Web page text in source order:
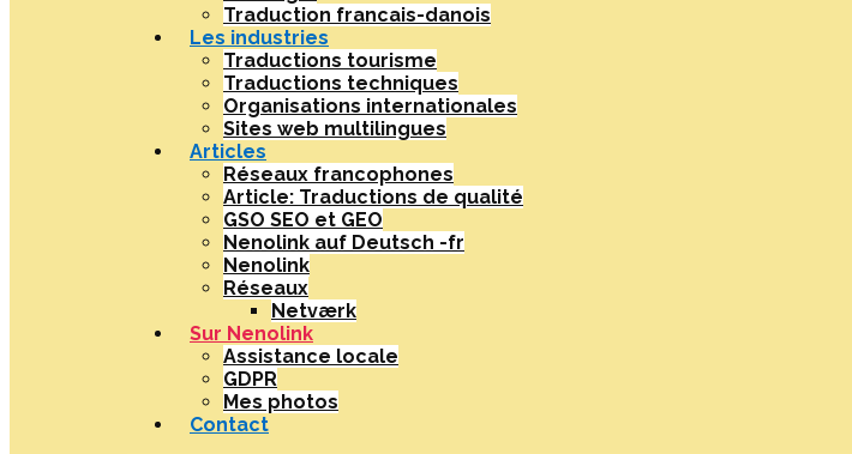
Traduction francais-danois
Les industries
Traductions tourisme
Traductions techniques
Organisations internationales
Sites web multilingues
Articles
Réseaux francophones
Article: Traductions de qualité
GSO SEO et GEO
Nenolink auf Deutsch -fr
Nenolink
Réseaux
Netværk
Sur Nenolink
Assistance locale
GDPR
Mes photos
Contact